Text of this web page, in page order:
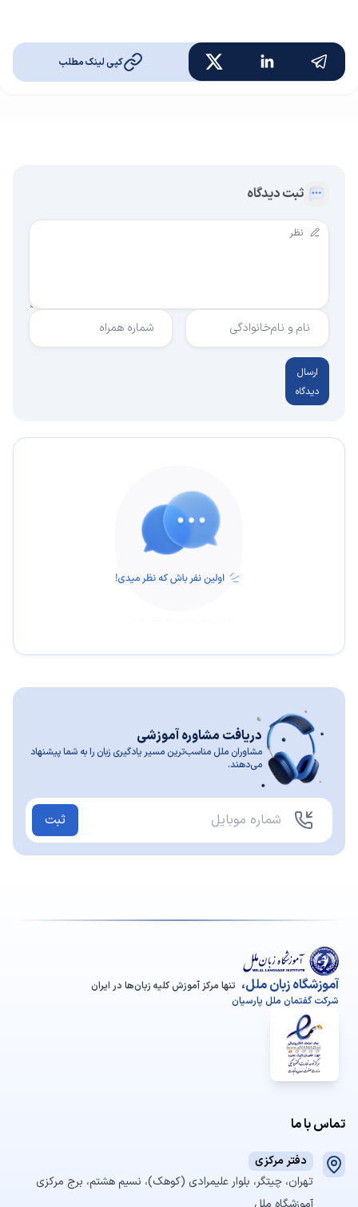
کپی لینک مطلب
ثبت دیدگاه
نام و نام‌خانوادگی شماره همراه
ارسال
دیدگاه
دریافت مشاوره آموزشی
مشاوران ملل مناسب‌ترین مسیر یادگیری زبان را به شما پیشنهاد
می‌دهند.
ثبت
آموزشگاه زبان ملل، تنها مرکز آموزش کلیه زبان‌ها در ایران
شرکت گفتمان ملل پارسیان
تماس با ما
دفتر مرکزی
تهران، چیتگر، بلوار علیمرادی (کوهک)، نسیم هشتم، برج مرکزی